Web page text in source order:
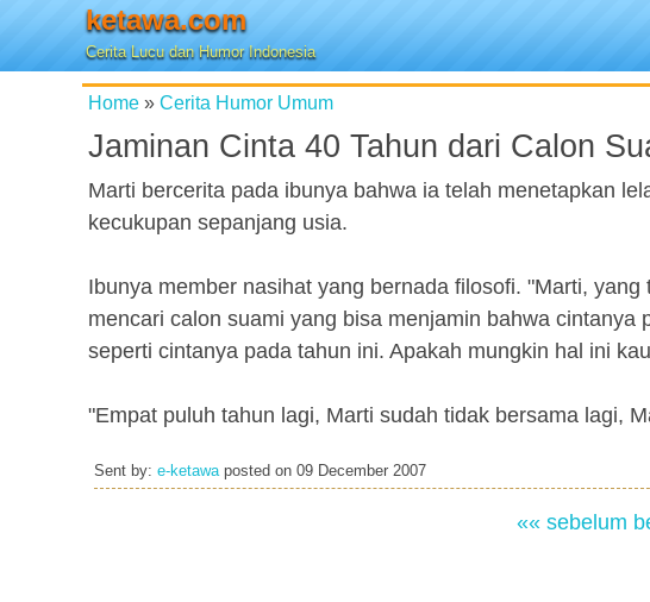
ketawa.com
Cerita Lucu dan Humor Indonesia
Home » Cerita Humor Umum
Jaminan Cinta 40 Tahun dari Calon
Marti bercerita pada ibunya bahwa ia telah menetapkan
kecukupan sepanjang usia.
Ibunya member nasihat yang bernada filosofi. "Marti,
mencari calon suami yang bisa menjamin bahwa
seperti cintanya pada tahun ini. Apakah mungkin hal ini
"Empat puluh tahun lagi, Marti sudah tidak bersama lagi,
Sent by: e-ketawaposted on 09 December 2007
«« sebelum